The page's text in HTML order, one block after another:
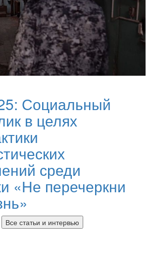
Социальный
в целях
среди
«Не перечеркни
Все статьи и интервью